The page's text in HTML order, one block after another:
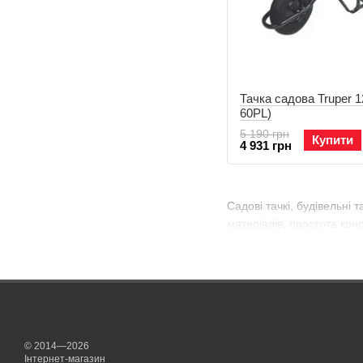
Садові тачкі,
матеріалів, простота
Тачка садова Truper
60PL)
5 190 грн
4 931 грн Купити
© 2014—2026
Інтернет-магазин